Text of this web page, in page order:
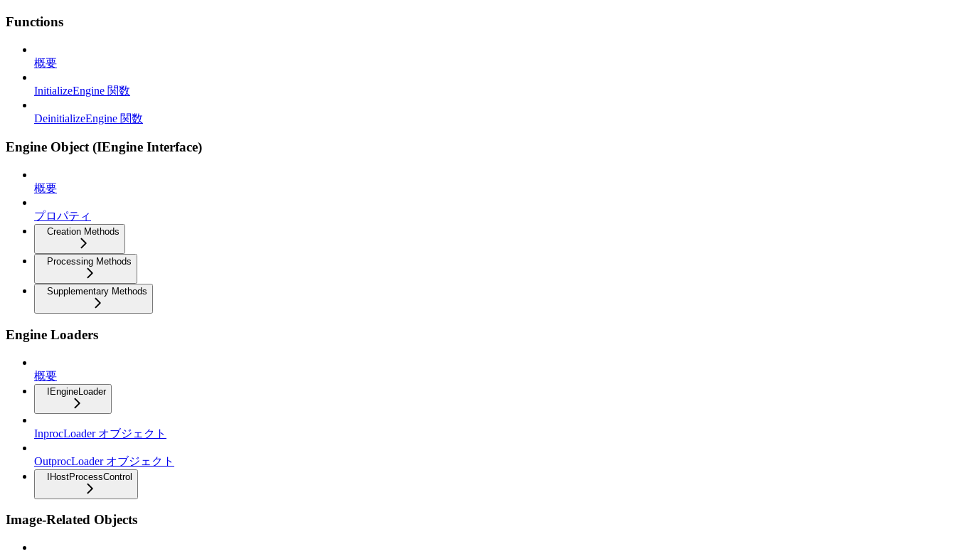
Functions
概要
InitializeEngine 関数
DeinitializeEngine 関数
Engine Object (IEngine Interface)
概要
プロパティ
Creation Methods
Processing Methods
Supplementary Methods
Engine Loaders
概要
IEngineLoader
InprocLoader オブジェクト
OutprocLoader オブジェクト
IHostProcessControl
Image-Related Objects